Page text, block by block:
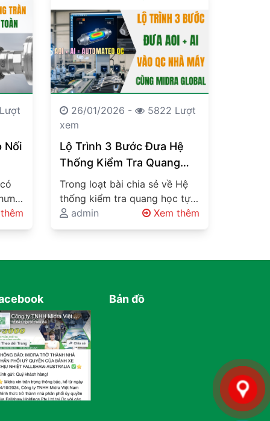
Nối
26/01/2026 -
5822 Lượt
xem
Lộ Trình 3 Bước Đưa Hệ
Thống Kiểm Tra Quang
Học Tự động AOI + AI Vào
QC Nhà Máy
Trong loạt bài chia sẻ về Hệ
thống kiểm tra quang học tự
động AOI + AI, Midra Global
đã…
admin Xem thêm
Bản đồ